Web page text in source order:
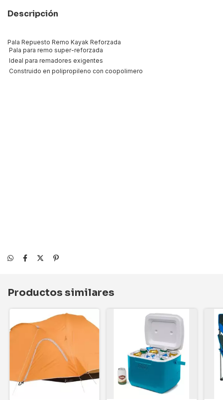
Descripción
Pala Repuesto Remo Kayak Reforzada
 Pala para remo super-reforzada
 Ideal para remadores exigentes
 Construido en polipropileno con coopolimero
Productos similares